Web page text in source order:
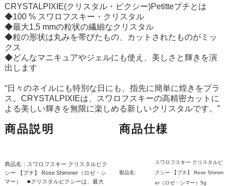
CRYSTALPIXIE(クリスタル・ピクシー)Petitteプチとは
◆100 % スワロフスキー・クリスタル
◆最大1,5 mmの粒状の繊細なクリスタル
◆粒の形状は丸みを帯びたもの、カットされたものがミッ
クス
◆どんなマニキュアやジェルにも使え、美しさと輝きを演
出します
“日々のネイルにも特別な日にも、指先に簡単に煌きをプラ
ス。CRYSTALPIXIEは、スワロフスキーの高精密カットに
よる美しい輝きを無限に楽しめる新しいクリスタルです。”
商品説明
商品名：スワロフスキー クリスタルピク
シー 【プチ】 Rose Shimmer（ロゼ・シ
マー） ■クリスタルピクシーは、最大
商品仕様
製品名:
スワロフスキー クリスタルピ
クシー 【プチ】 Rose Shimm
er（ロゼ・シマー）5g